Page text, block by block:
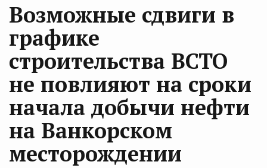
Возможные сдвиги в
графике
строительства ВСТО
не повлияют на сроки
начала добычи нефти
на Ванкорском
месторождении